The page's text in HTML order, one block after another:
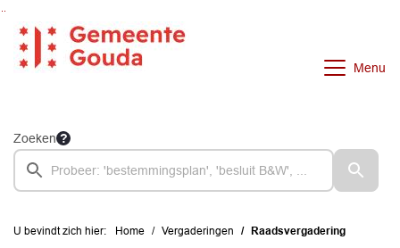
Ga naar de inhoud van deze pagina
Menu
Zoeken
U bevindt zich hier: Home Vergaderingen Raadsvergadering